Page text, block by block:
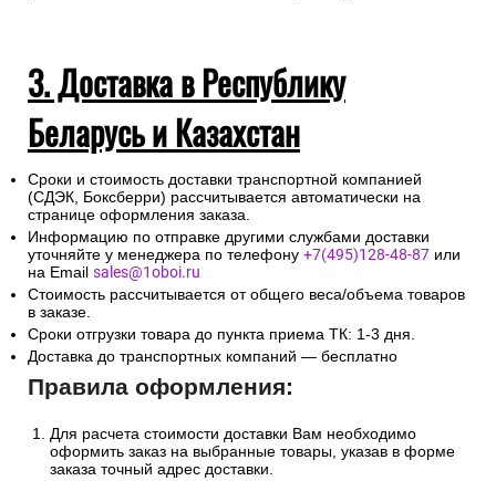
3. Доставка в Республику
Беларусь и Казахстан
Сроки и стоимость доставки транспортной компанией
(СДЭК, Боксберри) рассчитывается автоматически на
странице оформления заказа.
Информацию по отправке другими службами доставки
уточняйте у менеджера по телефону +7(495)128-48-87 или
на Email sales@1oboi.ru
Стоимость рассчитывается от общего веса/объема товаров
в заказе.
Сроки отгрузки товара до пункта приема ТК: 1-3 дня.
Доставка до транспортных компаний — бесплатно
Правила оформления:
Для расчета стоимости доставки Вам необходимо
оформить заказ на выбранные товары, указав в форме
заказа точный адрес доставки.